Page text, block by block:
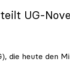
UG-
die heute den